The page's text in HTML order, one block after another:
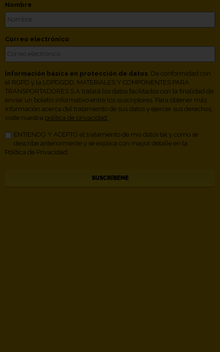
Nombre
Correo electrónico
Información básica en protección de datos . De conformidad con
el RGPD y la LOPDGDD, MATERIALES Y COMPONENTES PARA
TRANSPORTADORES S.A tratará los datos facilitados con la finalidad de
enviar un boletín informativo entre los suscriptores. Para obtener más
información acerca del tratamiento de sus datos y ejercer sus derechos,
visite nuestra política de privacidad.
ENTIENDO Y ACEPTO el tratamiento de mis datos tal y como se
describe anteriormente y se explica con mayor detalle en la
Política de Privacidad.